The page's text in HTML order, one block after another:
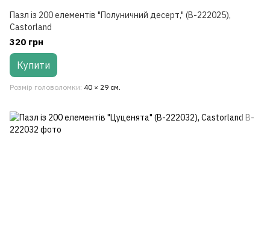
Пазл із 200 елементів "Полуничний десерт," (B-222025),
Castorland
320 грн
Купити
Розмір головоломки 40 × 29 см.